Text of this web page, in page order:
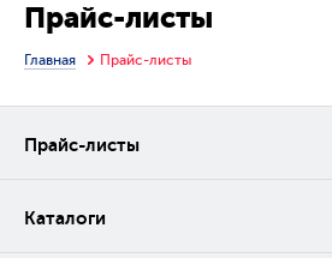
Прайс-листы
Главная Прайс-листы
Прайс-листы
Каталоги